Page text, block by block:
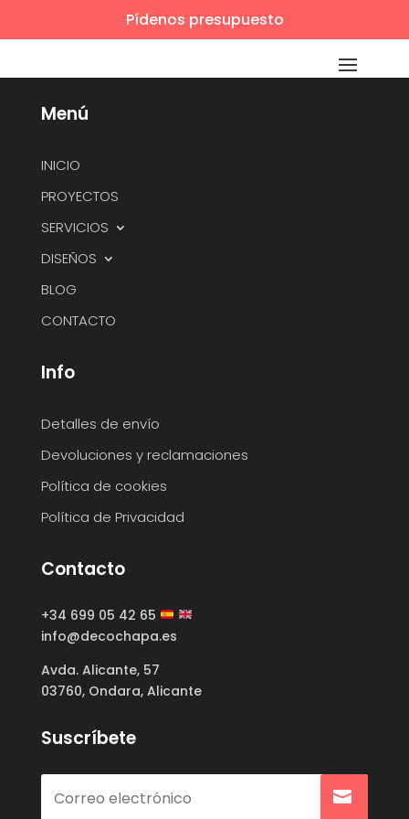
Pídenos presupuesto
Menú
INICIO
PROYECTOS
SERVICIOS
DISEÑOS
BLOG
CONTACTO
Info
Detalles de envío
Devoluciones y reclamaciones
Política de cookies
Política de Privacidad
Contacto
+34 699 05 42 65
info@decochapa.es
Avda. Alicante, 57
03760, Ondara, Alicante
Suscríbete